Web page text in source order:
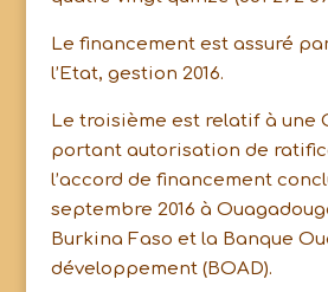
Le financement est assuré
l’Etat, gestion 2016.
Le troisième est relatif à une
portant autorisation de
l’accord de financement
septembre 2016 à
Burkina Faso et la Banque
développement (BOAD).